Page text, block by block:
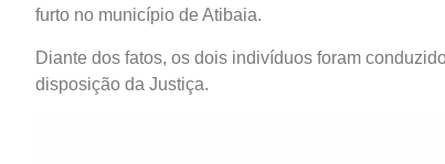
furto no município de Atibaia.
Diante dos fatos, os dois indivíduos foram
disposição da Justiça.